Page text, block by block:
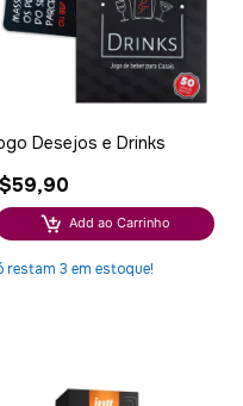
Desejos e Drinks
Add ao Carrinho
restam 3 em estoque!